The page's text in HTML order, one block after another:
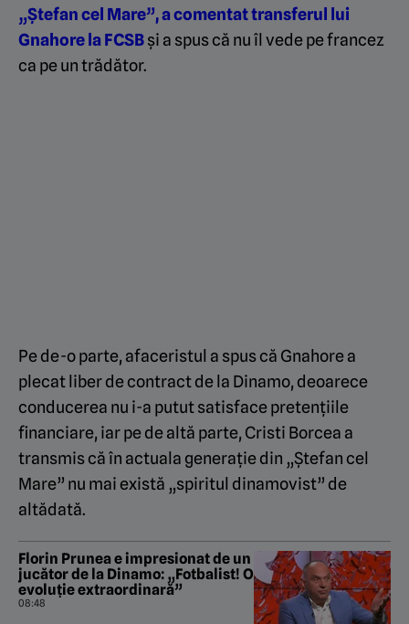
„Ștefan cel Mare”, a comentat transferul lui
Gnahore la FCSBși a spus că nu îl vede pe francez
ca pe un trădător.
Pe de-o parte, afaceristul a spus că Gnahore a
plecat liber de contract de la Dinamo, deoarece
conducerea nu i-a putut satisface pretențiile
financiare, iar pe de altă parte, Cristi Borcea a
transmis că în actuala generație din „Ștefan cel
Mare” nu mai există „spiritul dinamovist” de
altădată.
Florin Prunea e impresionat de un
jucător de la Dinamo: „Fotbalist! O
evoluție extraordinară”
08:48